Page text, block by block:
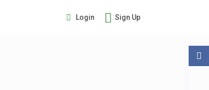
Login Sign Up